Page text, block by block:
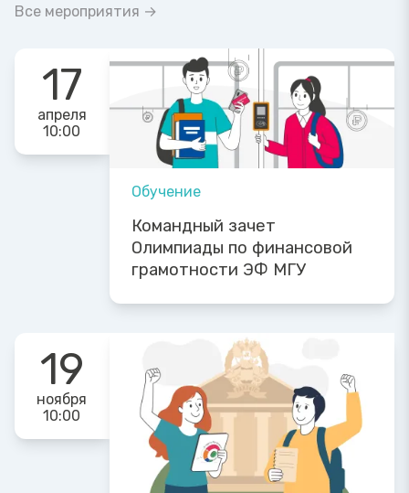
Все мероприятия →
17
апреля
10:00
Обучение
Командный зачет
Олимпиады по финансовой
грамотности ЭФ МГУ
19
ноября
10:00